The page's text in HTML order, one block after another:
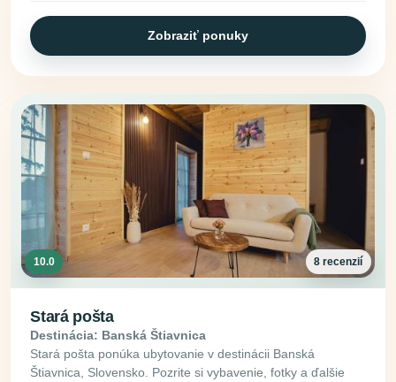
Zobraziť ponuky
10.0 8 recenzií
Stará pošta
Destinácia: Banská Štiavnica
Stará pošta ponúka ubytovanie v destinácii Banská
Štiavnica, Slovensko. Pozrite si vybavenie, fotky a ďalšie